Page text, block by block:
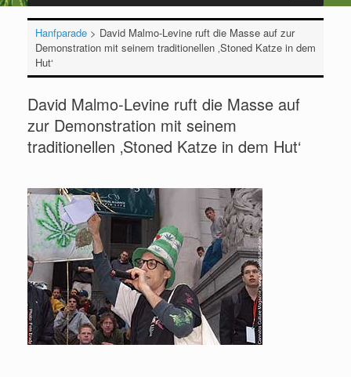
Hanfparade> David Malmo-Levine ruft die Masse auf zur
Demonstration mit seinem traditionellen ‚Stoned Katze in dem
Hut‘
David Malmo-Levine ruft die Masse auf
zur Demonstration mit seinem
traditionellen ‚Stoned Katze in dem Hut‘